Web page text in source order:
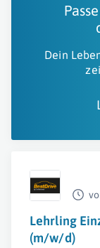
Dein
Lehrling
(m/w/d)